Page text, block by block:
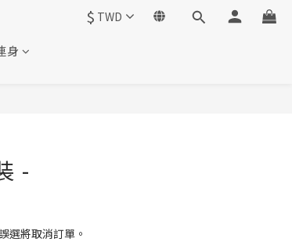
$ TWD
身
-
選將取消訂單。